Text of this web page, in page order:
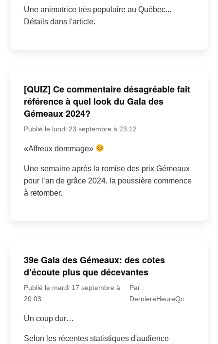
Une animatrice très populaire au Québec...
Détails dans l'article.
[QUIZ] Ce commentaire désagréable fait
référence à quel look du Gala des
Gémeaux 2024?
Publié le lundi 23 septembre à 23:12
«Affreux dommage»
Une semaine après la remise des prix Gémeaux
pour l’an de grâce 2024, la poussière commence
à retomber.
39e Gala des Gémeaux: des cotes
d’écoute plus que décevantes
Publié le mardi 17 septembre à
20:03
Par :
DerniereHeureQc
Un coup dur…
Selon les récentes statistiques d'audience